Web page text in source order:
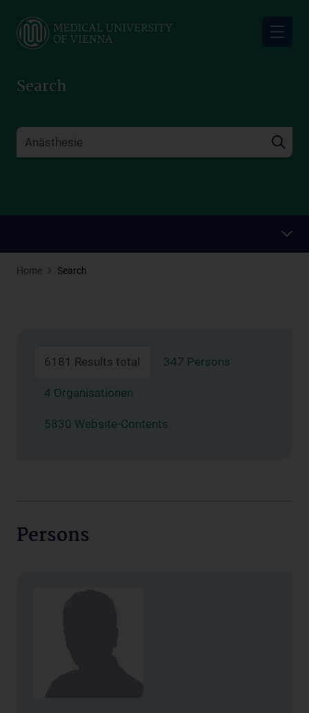
main
Search
Home Search
6181 Results total 347 Persons
4 Organisationen
5830 Website-Contents
Persons